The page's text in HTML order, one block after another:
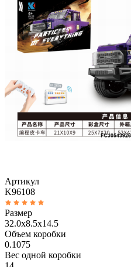
Артикул
K96108
Размер
32.0x8.5x14.5
Объем коробки
0.1075
Вес одной коробки